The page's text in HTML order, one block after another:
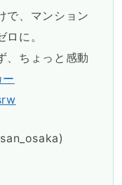
で、マンション
に。
、ちょっと感動